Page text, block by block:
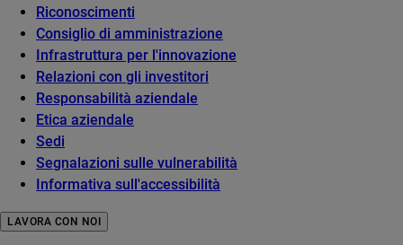
Riconoscimenti
Consiglio di amministrazione
Infrastruttura per l'innovazione
Relazioni con gli investitori
Responsabilità aziendale
Etica aziendale
Sedi
Segnalazioni sulle vulnerabilità
Informativa sull'accessibilità
LAVORA CON NOI